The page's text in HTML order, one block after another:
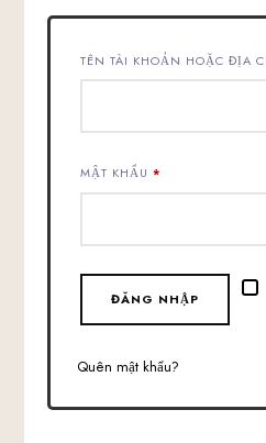
TÊN TÀI KHOẢN HOẶC ĐỊA
MẬT KHẨU *
BUỘC
ĐĂNG NHẬP
Quên mật khẩu?